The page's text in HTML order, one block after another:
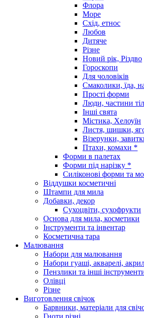
Флора
Море
Схід, етнос
Любов
Дитяче
Різне
Новий рік, Різдво
Гороскопи
Для чоловіків
Смаколики, їда,
Прості форми
Люди, частини
Інші свята
Містика, Хелоуїн
Листя, шишки,
Візерунки,
Птахи, комахи *
Форми в палетах
Форми під нарізку *
Силіконові форми та
Віддушки косметичні
Штампи для мила
Добавки, декор
Сухоцвіти, сухофрукти
Основа для мила, косметики
Інструменти та інвентар
Косметична тара
Малювання
Набори для малювання
Набори гуаші, акварелі,
Пензлики та інші
Олівці
Різне
Виготовлення свічок
Барвники, матеріали для
Гноти різні